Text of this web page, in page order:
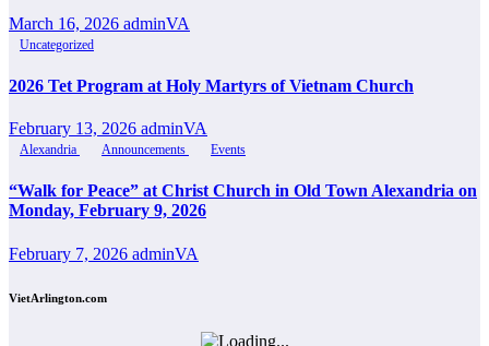
March 16, 2026 adminVA
Uncategorized
2026 Tet Program at Holy Martyrs of Vietnam Church
February 13, 2026 adminVA
Alexandria Announcements Events
“Walk for Peace” at Christ Church in Old Town Alexandria on
Monday, February 9, 2026
February 7, 2026 adminVA
VietArlington.com